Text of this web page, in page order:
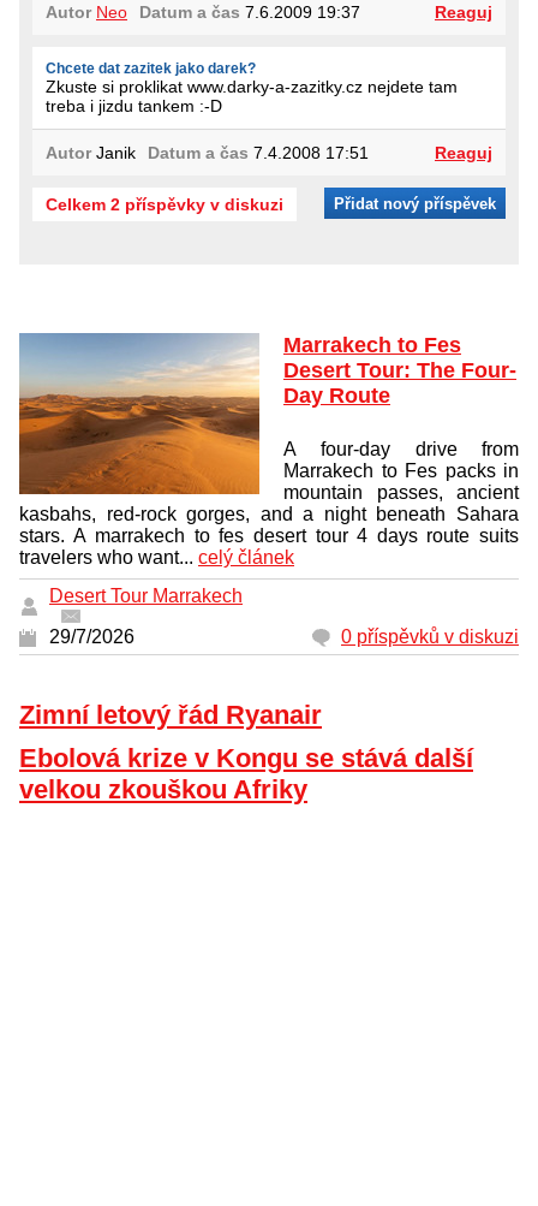
Autor Neo Datum a čas 7.6.2009 19:37 Reaguj
Chcete dat zazitek jako darek?
Zkuste si proklikat www.darky-a-zazitky.cz nejdete tam
treba i jizdu tankem :-D
AutorJanik Datum a čas 7.4.2008 17:51 Reaguj
Celkem 2 příspěvky v diskuzi Přidat nový příspěvek
Marrakech to Fes
Desert Tour: The Four-
Day Route
A four-day drive from
Marrakech to Fes packs in
mountain passes, ancient
kasbahs, red-rock gorges, and a night beneath Sahara
stars. A marrakech to fes desert tour 4 days route suits
travelers who want... celý článek
Desert Tour Marrakech
29/7/2026
0 příspěvků v diskuzi
Zimní letový řád Ryanair
Ebolová krize v Kongu se stává další
velkou zkouškou Afriky